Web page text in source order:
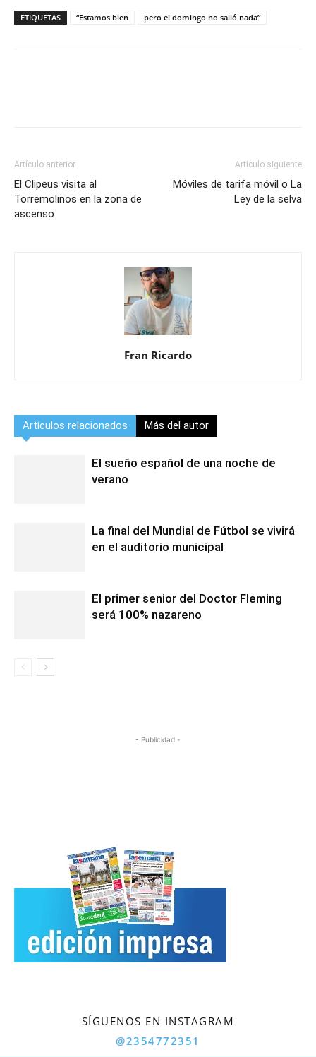
ETIQUETAS “Estamos bien pero el domingo no salió nada”
Artículo anterior
El Clipeus visita al
Torremolinos en la zona de
ascenso
Artículo siguiente
Móviles de tarifa móvil o La
Ley de la selva
Fran Ricardo
Artículos relacionados Más del autor
El sueño español de una noche de
verano
La final del Mundial de Fútbol se vivirá
en el auditorio municipal
El primer senior del Doctor Fleming
será 100% nazareno
- Publicidad -
SÍGUENOS EN INSTAGRAM
@2354772351